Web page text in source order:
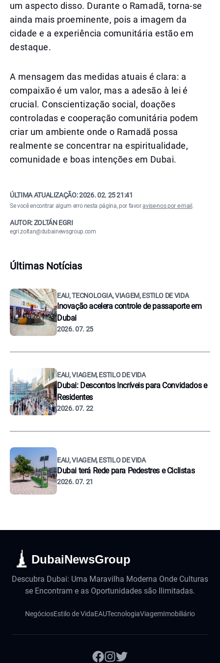
um aspecto disso. Durante o Ramadã, torna-se
ainda mais proeminente, pois a imagem da
cidade e a experiência comunitária estão em
destaque.
A mensagem das medidas atuais é clara: a
compaixão é um valor, mas a adesão à lei é
crucial. Conscientização social, doações
controladas e cooperação comunitária podem
criar um ambiente onde o Ramadã possa
realmente se concentrar na espiritualidade,
comunidade e boas intenções em Dubai.
ÚLTIMA ATUALIZAÇÃO:2026. 02. 25 21:41
Se você encontrar algum erro nesta página, por favoravise-nos por e-mail .
AUTOR: ZOLTÁN EGRI
egri.zoltan@dubainewsgroup.com
Últimas Notícias
EAU, TECNOLOGIA, VIAGEM, ESTILO DE VIDA
Inovação acelera controle de passaporte em
Dubai
2026. 07. 25
EAU, VIAGEM, ESTILO DE VIDA
Dubai: Descontos Incríveis para Convidados e
Residentes
2026. 07. 22
EAU, VIAGEM, ESTILO DE VIDA
Dubai terá Rede para Pedestres e Ciclistas
2026. 07. 21
DubaiNewsGroup
Descubra Dubai: Uma Maravilha Moderna Onde Culturas
se Encontram e as Oportunidades são Ilimitadas.
NegóciosEstilo de VidaEAUTecnologiaViagemImobiliário